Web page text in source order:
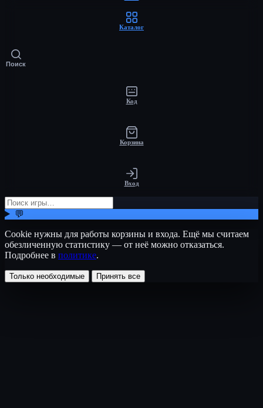
Каталог
Поиск
Код
Корзина
Вход
💬
Cookie нужны для работы корзины и входа. Ещё мы считаем
обезличенную статистику — от неё можно отказаться.
Подробнее в политике.
Только необходимые Принять все